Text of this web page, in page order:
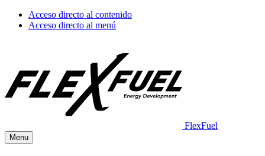
Acceso directo al contenido
Acceso directo al menú
FlexFuel
Menu